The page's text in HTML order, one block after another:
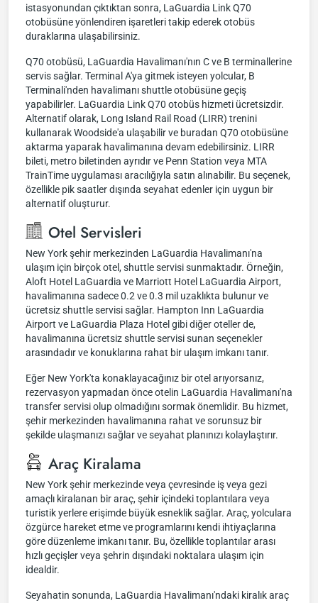
istasyonundan çıktıktan sonra, LaGuardia Link Q70
otobüsüne yönlendiren işaretleri takip ederek otobüs
duraklarına ulaşabilirsiniz.
Q70 otobüsü, LaGuardia Havalimanı'nın C ve B terminallerine
servis sağlar. Terminal A'ya gitmek isteyen yolcular, B
Terminali'nden havalimanı shuttle otobüsüne geçiş
yapabilirler. LaGuardia Link Q70 otobüs hizmeti ücretsizdir.
Alternatif olarak, Long Island Rail Road (LIRR) trenini
kullanarak Woodside'a ulaşabilir ve buradan Q70 otobüsüne
aktarma yaparak havalimanına devam edebilirsiniz. LIRR
bileti, metro biletinden ayrıdır ve Penn Station veya MTA
TrainTime uygulaması aracılığıyla satın alınabilir. Bu seçenek,
özellikle pik saatler dışında seyahat edenler için uygun bir
alternatif oluşturur.
Otel Servisleri
New York şehir merkezinden LaGuardia Havalimanı'na
ulaşım için birçok otel, shuttle servisi sunmaktadır. Örneğin,
Aloft Hotel LaGuardia ve Marriott Hotel LaGuardia Airport,
havalimanına sadece 0.2 ve 0.3 mil uzaklıkta bulunur ve
ücretsiz shuttle servisi sağlar. Hampton Inn LaGuardia
Airport ve LaGuardia Plaza Hotel gibi diğer oteller de,
havalimanına ücretsiz shuttle servisi sunan seçenekler
arasındadır ve konuklarına rahat bir ulaşım imkanı tanır.
Eğer New York'ta konaklayacağınız bir otel arıyorsanız,
rezervasyon yapmadan önce otelin LaGuardia Havalimanı'na
transfer servisi olup olmadığını sormak önemlidir. Bu hizmet,
şehir merkezinden havalimanına rahat ve sorunsuz bir
şekilde ulaşmanızı sağlar ve seyahat planınızı kolaylaştırır.
Araç Kiralama
New York şehir merkezinde veya çevresinde iş veya gezi
amaçlı kiralanan bir araç, şehir içindeki toplantılara veya
turistik yerlere erişimde büyük esneklik sağlar. Araç, yolculara
özgürce hareket etme ve programlarını kendi ihtiyaçlarına
göre düzenleme imkanı tanır. Bu, özellikle toplantılar arası
hızlı geçişler veya şehrin dışındaki noktalara ulaşım için
idealdir.
Seyahatin sonunda, LaGuardia Havalimanı'ndaki kiralık araç